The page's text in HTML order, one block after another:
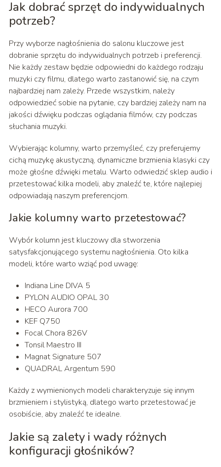
Jak dobrać sprzęt do indywidualnych
potrzeb?
Przy wyborze nagłośnienia do salonu kluczowe jest
dobranie sprzętu do indywidualnych potrzeb i preferencji.
Nie każdy zestaw będzie odpowiedni do każdego rodzaju
muzyki czy filmu, dlatego warto zastanowić się, na czym
najbardziej nam zależy. Przede wszystkim, należy
odpowiedzieć sobie na pytanie, czy bardziej zależy nam na
jakości dźwięku podczas oglądania filmów, czy podczas
słuchania muzyki.
Wybierając kolumny, warto przemyśleć, czy preferujemy
cichą muzykę akustyczną, dynamiczne brzmienia klasyki czy
może głośne dźwięki metalu. Warto odwiedzić sklep audio i
przetestować kilka modeli, aby znaleźć te, które najlepiej
odpowiadają naszym preferencjom.
Jakie kolumny warto przetestować?
Wybór kolumn jest kluczowy dla stworzenia
satysfakcjonującego systemu nagłośnienia. Oto kilka
modeli, które warto wziąć pod uwagę:
Indiana Line DIVA 5
PYLON AUDIO OPAL 30
HECO Aurora 700
KEF Q750
Focal Chora 826V
Tonsil Maestro III
Magnat Signature 507
QUADRAL Argentum 590
Każdy z wymienionych modeli charakteryzuje się innym
brzmieniem i stylistyką, dlatego warto przetestować je
osobiście, aby znaleźć te idealne.
Jakie są zalety i wady różnych
konfiguracji głośników?